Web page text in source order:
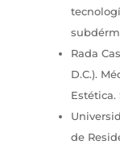
Rada
D.C.).
Estética.
de